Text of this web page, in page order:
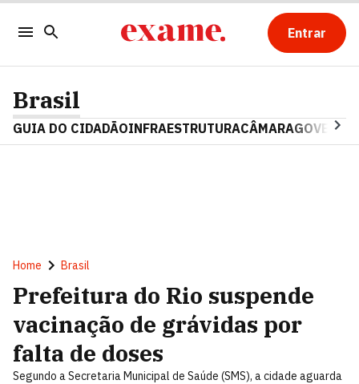
Entrar
Brasil
GUIA DO CIDADÃOINFRAESTRUTURACÂMARAGOVERNO
Home Brasil
Prefeitura do Rio suspende
vacinação de grávidas por
falta de doses
Segundo a Secretaria Municipal de Saúde (SMS), a cidade aguarda